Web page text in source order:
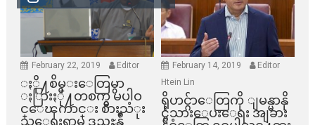
February 22, 2019 Editor
ႏို႔စိမ္းေတြမွာ
ႏြားႏို႔တစက္မွ မပါဝ
င္ေၾကာင္း စားသံုး
သူေရးရာမွ ဒုညႊန္ခ်ဳ
February 14, 2019
Editor
Htein Lin
ရိုဟင္ဂ်ာေတြကို ျမန္မာနို
င္ငံသားေပးေရး အျခား